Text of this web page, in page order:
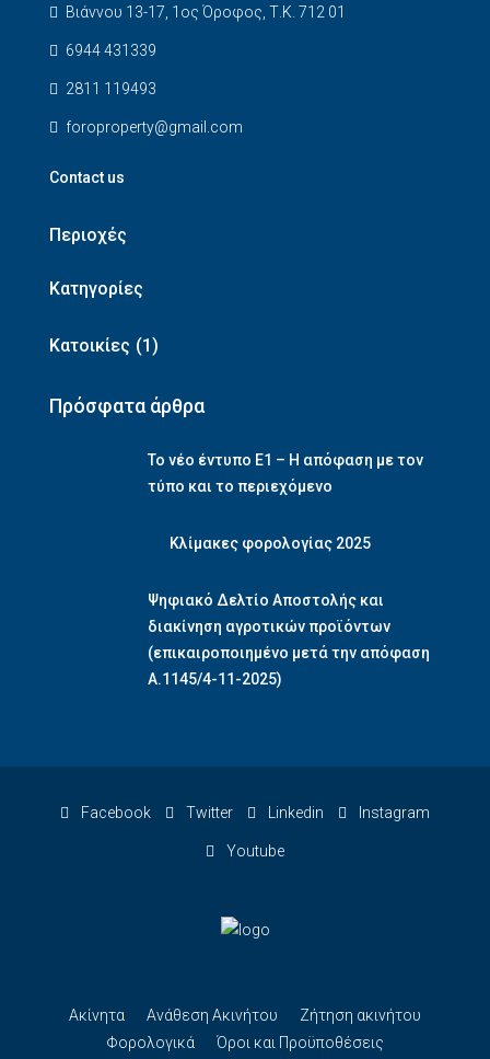
Βιάννου 13-17, 1ος Όροφος, Τ.Κ. 712 01
6944 431339
2811 119493
foroproperty@gmail.com
Contact us
Περιοχές
Κατηγορίες
Κατοικίες (1)
Πρόσφατα άρθρα
Το νέο έντυπο Ε1 – Η απόφαση με τον
τύπο και το περιεχόμενο
Κλίμακες φορολογίας 2025
Ψηφιακό Δελτίο Αποστολής και
διακίνηση αγροτικών προϊόντων
(επικαιροποιημένο μετά την απόφαση
Α.1145/4-11-2025)
Facebook Twitter Linkedin Instagram
Youtube
Ακίνητα Ανάθεση Ακινήτου
Ζήτηση ακινήτου
Φορολογικά
Όροι και Προϋποθέσεις